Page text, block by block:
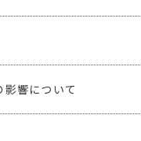
響について